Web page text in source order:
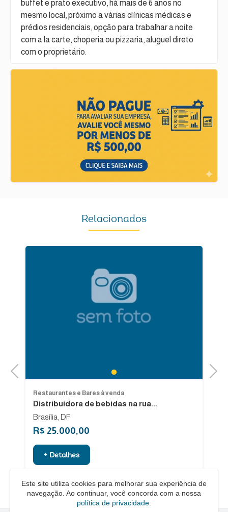
buffet e prato executivo, há mais de 6 anos no
mesmo local, próximo a várias clínicas médicas e
prédios residenciais, opção para trabalhar a noite
com a la carte, choperia ou pizzaria, aluguel direto
com o proprietário.
Relacionados
Previous 1
Restaurantes e Bares à venda
Distribuidora de bebidas na rua...
Brasília, DF
R$ 25.000,00
+ Detalhes
Next
Este site utiliza cookies para melhorar sua experiência de
navegação. Ao continuar, você concorda com a nossa
política de privacidade